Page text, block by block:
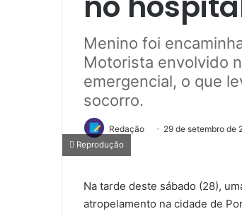
Menino foi
Motorista envolvido
emergencial, o que
socorro.
Redação 29 de setembro de
Reprodução
Na tarde deste sábado (28),
atropelamento na cidade de